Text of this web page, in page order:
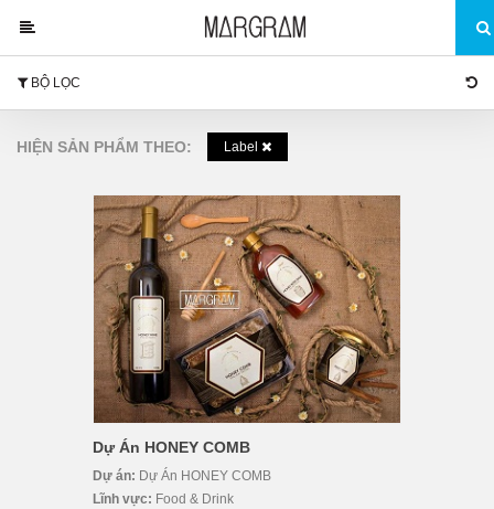
BỘ LỌC
HIỆN SẢN PHẨM THEO: Label
Dự Án HONEY COMB
Dự án: Dự Án HONEY COMB
Lĩnh vực: Food & Drink